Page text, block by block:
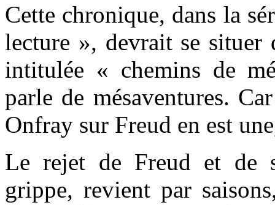
Cette chronique, dans la
lecture », devrait se situer
intitulée « chemins de
parle de mésaventures.
Onfray sur Freud en est
Le rejet de Freud et de
grippe, revient par